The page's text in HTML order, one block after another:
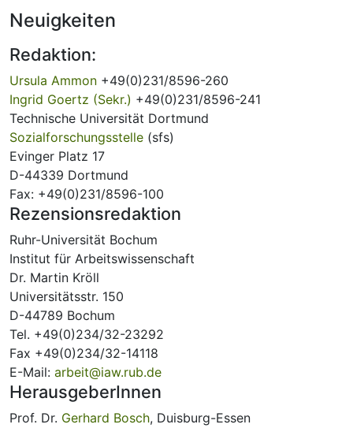
Zurück zur Startseite
Neuigkeiten
Redaktion:
Ursula Ammon +49(0)231/8596-260
Ingrid Goertz (Sekr.) +49(0)231/8596-241
Technische Universität Dortmund
Sozialforschungsstelle (sfs)
Evinger Platz 17
D-44339 Dortmund
Fax: +49(0)231/8596-100
Rezensionsredaktion
Ruhr-Universität Bochum
Institut für Arbeitswissenschaft
Dr. Martin Kröll
Universitätsstr. 150
D-44789 Bochum
Tel. +49(0)234/32-23292
Fax +49(0)234/32-14118
E-Mail: arbeit@iaw.rub.de
HerausgeberInnen
Prof. Dr. Gerhard Bosch, Duisburg-Essen